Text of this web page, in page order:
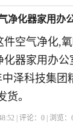
净化器家用办
空气净化,
化器家用办
中泽科技集
货。
| 评论：0 | 浏览：